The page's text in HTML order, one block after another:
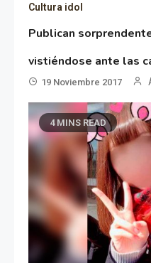
Cultura idol
Publican
vistiéndose ante las
19 Noviembre 2017
4 MINS READ